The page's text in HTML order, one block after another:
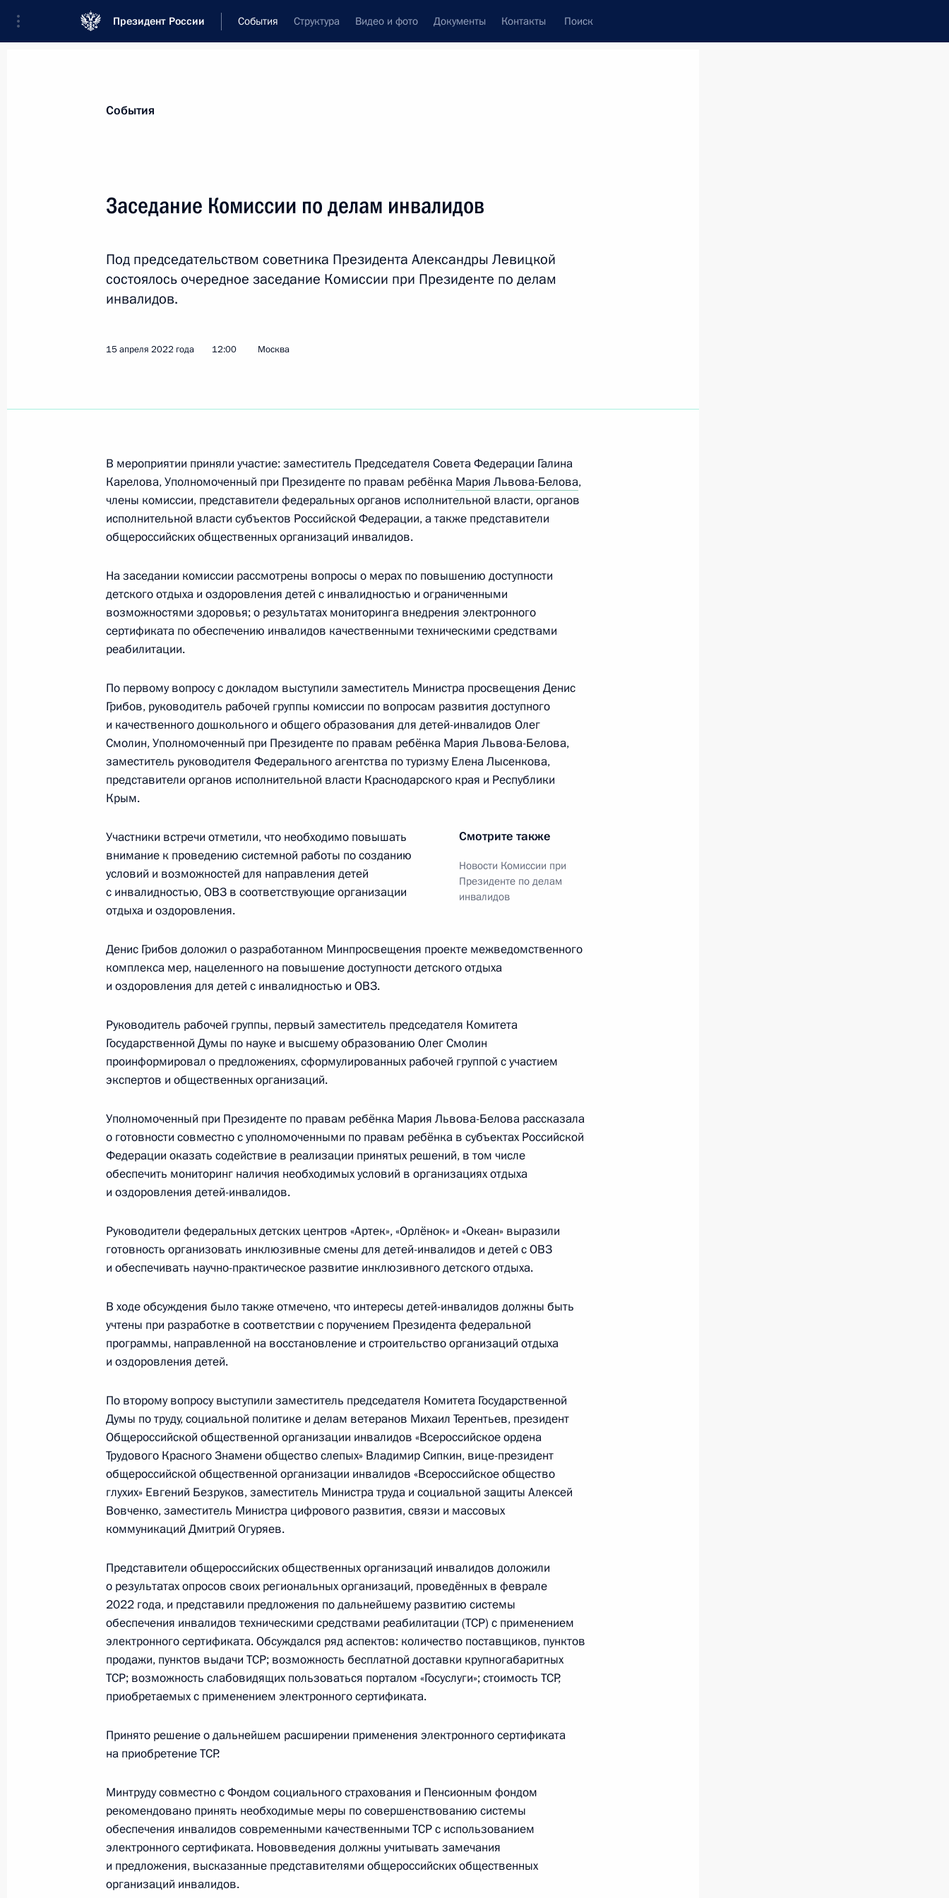
Президент России События Структура Видео и фото Документы Контакты Поиск
Новости
Комиссия по делам инвалидов
Комиссия по делам инвалидов
31 марта, вторник
12 ноября 2025 года, среда
Татьяна Голикова провела заседание Комиссии при Президенте
по делам инвалидов
12 ноября 2025 года, 14:05 Москва
29 июля 2025 года, вторник
Заседание Комиссии по делам инвалидов
16 апреля 2025 года, среда
Заседание Комиссии по делам инвалидов
16 апреля 2025 года, 16:35
23 апреля 2024 года, вторник
Заседание Комиссии по делам инвалидов
23 апреля 2024 года, 14:00 Москва
27 октября 2023 года, пятница
Заседание Комиссии по делам инвалидов
27 октября 2023 года, 12:00
7 июня 2023 года, среда
Заседание Комиссии по делам инвалидов
7 июня 2023 года, 12:00 Москва
12 октября 2022 года, среда
Заседание Комиссии по делам инвалидов
12 октября 2022 года, 14:00 Москва
15 апреля 2022 года, пятница
Заседание Комиссии по делам инвалидов
29 сентября 2021 года, среда
Заседание Комиссии по делам инвалидов
29 сентября 2021 года, 15:00 Москва
31 марта 2021 года, среда
Заседание Комиссии по делам инвалидов
31 марта 2021 года, 17:00
22 июля 2020 года, среда
22 июля 2020 года, 15:00 Москва
29 октября 2019 года, вторник
Заседание Комиссии по делам инвалидов
29 октября 2019 года, 18:00 Москва
События
Заседание Комиссии по делам инвалидов
Под председательством советника Президента Александры Левицкой
состоялось очередное заседание Комиссии при Президенте по делам
инвалидов.
15 апреля 2022 года 12:00 Москва
В мероприятии приняли участие: заместитель Председателя Совета Федерации Галина
Карелова, Уполномоченный при Президенте по правам ребёнка Мария Львова-Белова,
члены комиссии, представители федеральных органов исполнительной власти, органов
исполнительной власти субъектов Российской Федерации, а также представители
общероссийских общественных организаций инвалидов.
На заседании комиссии рассмотрены вопросы о мерах по повышению доступности
детского отдыха и оздоровления детей с инвалидностью и ограниченными
возможностями здоровья; о результатах мониторинга внедрения электронного
сертификата по обеспечению инвалидов качественными техническими средствами
реабилитации.
По первому вопросу с докладом выступили заместитель Министра просвещения Денис
Грибов, руководитель рабочей группы комиссии по вопросам развития доступного
и качественного дошкольного и общего образования для детей-инвалидов Олег
Смолин, Уполномоченный при Президенте по правам ребёнка Мария Львова-Белова,
заместитель руководителя Федерального агентства по туризму Елена Лысенкова,
представители органов исполнительной власти Краснодарского края и Республики
Крым.
Смотрите также
Новости Комиссии при
Президенте по делам
инвалидов
Участники встречи отметили, что необходимо повышать
внимание к проведению системной работы по созданию
условий и возможностей для направления детей
с инвалидностью, ОВЗ в соответствующие организации
отдыха и оздоровления.
Денис Грибов доложил о разработанном Минпросвещения проекте межведомственного
комплекса мер, нацеленного на повышение доступности детского отдыха
и оздоровления для детей с инвалидностью и ОВЗ.
Руководитель рабочей группы, первый заместитель председателя Комитета
Государственной Думы по науке и высшему образованию Олег Смолин
проинформировал о предложениях, сформулированных рабочей группой с участием
экспертов и общественных организаций.
Уполномоченный при Президенте по правам ребёнка Мария Львова-Белова рассказала
о готовности совместно с уполномоченными по правам ребёнка в субъектах Российской
Федерации оказать содействие в реализации принятых решений, в том числе
обеспечить мониторинг наличия необходимых условий в организациях отдыха
и оздоровления детей-инвалидов.
Руководители федеральных детских центров «Артек», «Орлёнок» и «Океан» выразили
готовность организовать инклюзивные смены для детей-инвалидов и детей с ОВЗ
и обеспечивать научно-практическое развитие инклюзивного детского отдыха.
В ходе обсуждения было также отмечено, что интересы детей-инвалидов должны быть
учтены при разработке в соответствии с поручением Президента федеральной
программы, направленной на восстановление и строительство организаций отдыха
и оздоровления детей.
По второму вопросу выступили заместитель председателя Комитета Государственной
Думы по труду, социальной политике и делам ветеранов Михаил Терентьев, президент
Общероссийской общественной организации инвалидов «Всероссийское ордена
Трудового Красного Знамени общество слепых» Владимир Сипкин, вице-президент
общероссийской общественной организации инвалидов «Всероссийское общество
глухих» Евгений Безруков, заместитель Министра труда и социальной защиты Алексей
Вовченко, заместитель Министра цифрового развития, связи и массовых
коммуникаций Дмитрий Огуряев.
Представители общероссийских общественных организаций инвалидов доложили
о результатах опросов своих региональных организаций, проведённых в феврале
2022 года, и представили предложения по дальнейшему развитию системы
обеспечения инвалидов техническими средствами реабилитации (TCP) с применением
электронного сертификата. Обсуждался ряд аспектов: количество поставщиков, пунктов
продажи, пунктов выдачи TCP; возможность бесплатной доставки крупногабаритных
TCP; возможность слабовидящих пользоваться порталом «Госуслуги»; стоимость TCP,
приобретаемых с применением электронного сертификата.
Принято решение о дальнейшем расширении применения электронного сертификата
на приобретение TCP.
Минтруду совместно с Фондом социального страхования и Пенсионным фондом
рекомендовано принять необходимые меры по совершенствованию системы
обеспечения инвалидов современными качественными TCP с использованием
электронного сертификата. Нововведения должны учитывать замечания
и предложения, высказанные представителями общероссийских общественных
организаций инвалидов.